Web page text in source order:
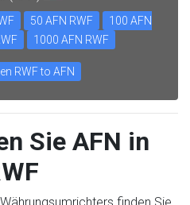
50 AFN RWF
100 AFN
1000 AFN RWF
RWF to AFN
Sie AFN in